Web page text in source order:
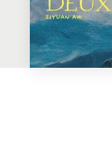
En voir plus